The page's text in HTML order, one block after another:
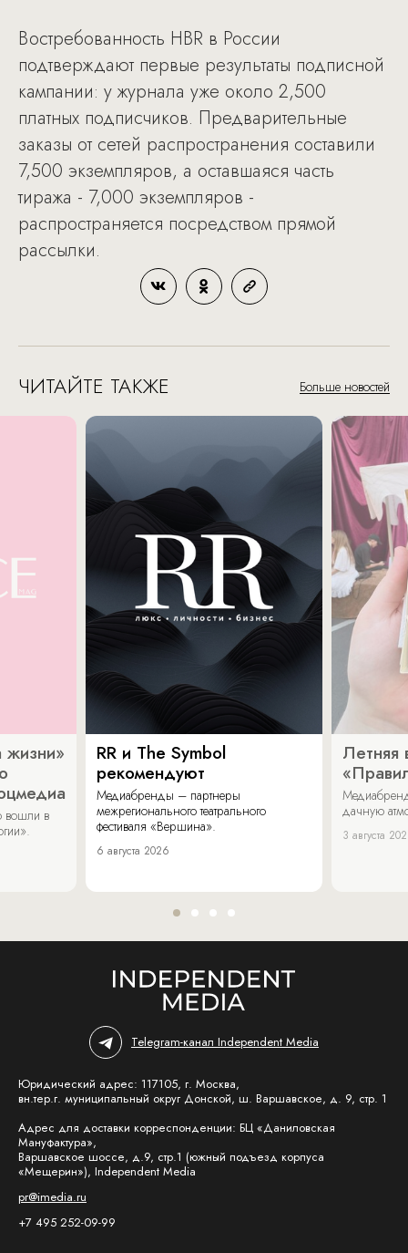
Востребованность HBR в России
подтверждают первые результаты подписной
кампании: у журнала уже около 2,500
платных подписчиков. Предварительные
заказы от сетей распространения составили
7,500 экземпляров, а оставшаяся часть
тиража - 7,000 экземпляров -
распространяется посредством прямой
рассылки.
ЧИТАЙТЕ ТАКЖЕ Больше новостей
жизни»
вошли в
RR и The Symbol
рекомендуют
Медиабренды – партнеры
межрегионального театрального
фестиваля «Вершина».
6 августа 2026
Летняя
дачную
3 августа
Telegram-канал Independent Media
Юридический адрес: 117105, г. Москва,
вн.тер.г. муниципальный округ Донской, ш. Варшавское, д. 9, стр. 1
Адрес для доставки корреспонденции: БЦ «Даниловская
Мануфактура»,
Варшавское шоссе, д.9, стр.1 (южный подъезд корпуса
«Мещерин»), Independent Media
pr@imedia.ru
+7 495 252-09-99